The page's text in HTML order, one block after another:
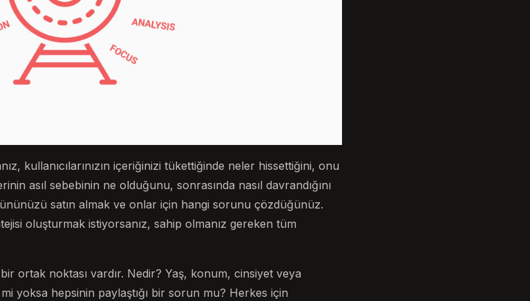
kullanıcılarınızın içeriğinizi tükettiğinde neler hissettiğini, onu
asıl sebebinin ne olduğunu, sonrasında nasıl davrandığını
satın almak ve onlar için hangi sorunu çözdüğünüz.
oluşturmak istiyorsanız, sahip olmanız gereken tüm
ortak noktası vardır. Nedir? Yaş, konum, cinsiyet veya
yoksa hepsinin paylaştığı bir sorun mu? Herkes için